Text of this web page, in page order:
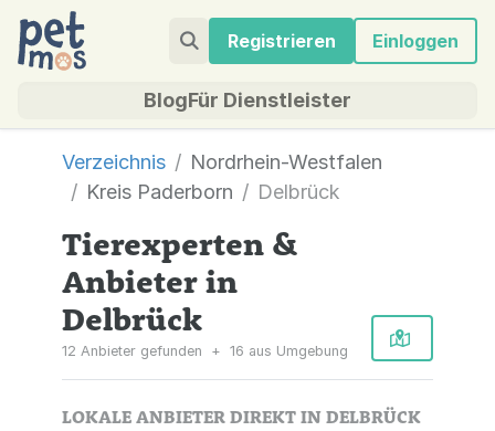
Registrieren Einloggen
BlogFür Dienstleister
Verzeichnis
Nordrhein-Westfalen
Kreis Paderborn
Delbrück
Tierexperten &
Anbieter in
Delbrück
12 Anbieter gefunden + 16 aus Umgebung
LOKALE ANBIETER DIREKT IN DELBRÜCK